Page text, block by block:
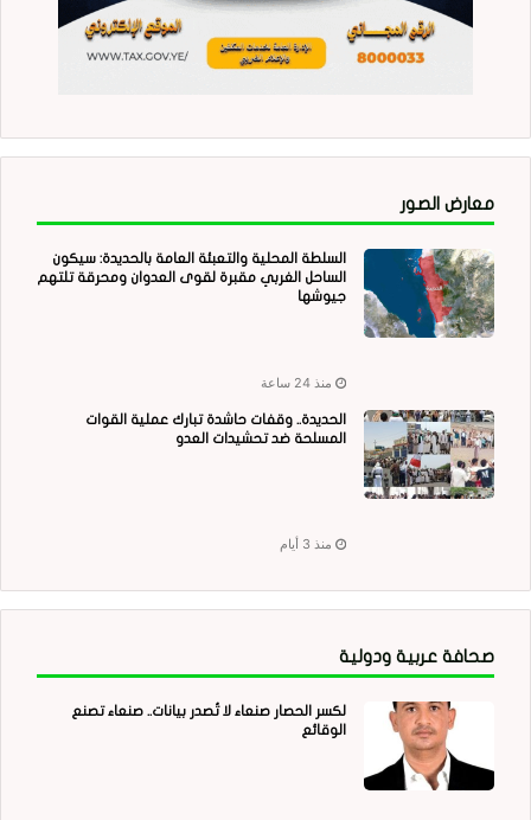
معارض الصور
السلطة المحلية والتعبئة العامة بالحديدة: سيكون
الساحل الغربي مقبرة لقوى العدوان ومحرقة تلتهم
جيوشها
منذ 24 ساعة
الحديدة.. وقفات حاشدة تبارك عملية القوات
المسلحة ضد تحشيدات العدو
منذ 3 أيام
صحافة عربية ودولية
لكسر الحصار صنعاء لا تُصدر بيانات.. صنعاء تصنع
الوقائع